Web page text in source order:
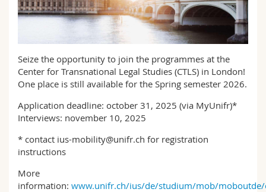
Math.-Nat. und Med. Fak.
Mitarbeitende
Webmail
Vorlesungsverzeichnis
MyUnifr
Seize the opportunity to join the programmes at the
Center for Transnational Legal Studies (CTLS) in London!
One place is still available for the Spring semester 2026.
Application deadline: october 31, 2025 (via MyUnifr)*
Interviews: november 10, 2025
* contact ius-mobility@unifr.ch for registration
instructions
More
information: www.unifr.ch/ius/de/studium/mob/